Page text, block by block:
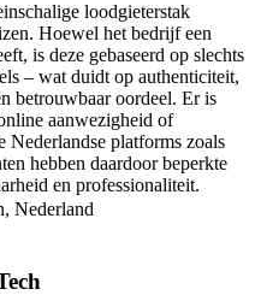
loodgieterstak
Hoewel het bedrijf een
is deze gebaseerd op slechts
– wat duidt op authenticiteit,
betrouwbaar oordeel. Er is
aanwezigheid of
Nederlandse platforms zoals
hebben daardoor beperkte
en professionaliteit.
Nederland